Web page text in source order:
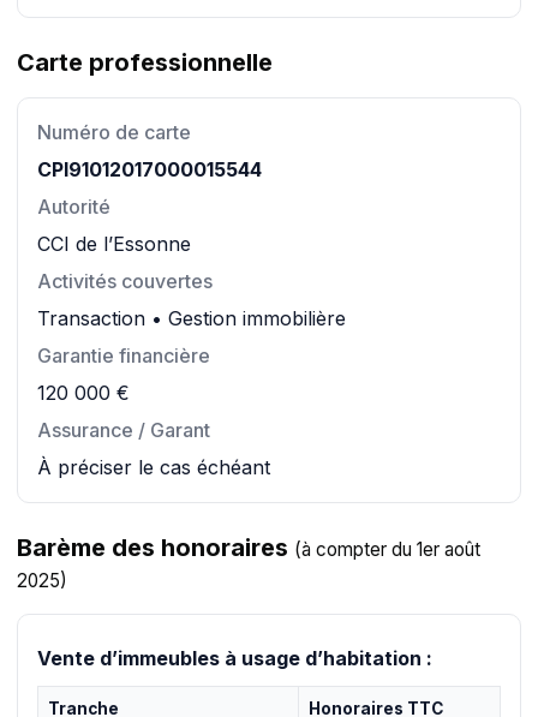
Carte professionnelle
Numéro de carte
CPI91012017000015544
Autorité
CCI de l’Essonne
Activités couvertes
Transaction • Gestion immobilière
Garantie financière
120 000 €
Assurance / Garant
À préciser le cas échéant
Barème des honoraires (à compter du 1er août
2025)
Vente d’immeubles à usage d’habitation :
Tranche Honoraires TTC